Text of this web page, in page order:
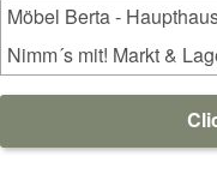
Möbel Berta -
Nimm´s mit! Markt &